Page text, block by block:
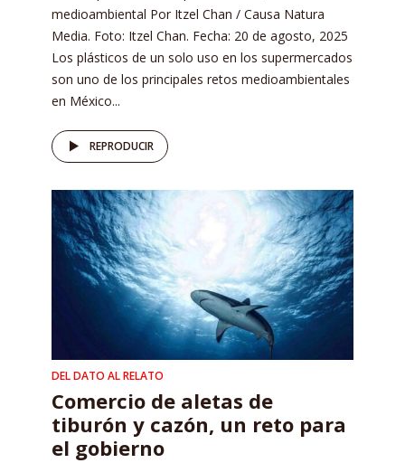
medioambiental Por Itzel Chan / Causa Natura
Media. Foto: Itzel Chan. Fecha: 20 de agosto, 2025
Los plásticos de un solo uso en los supermercados
son uno de los principales retos medioambientales
en México...
REPRODUCIR
DEL DATO AL RELATO
Comercio de aletas de
tiburón y cazón, un reto para
el gobierno